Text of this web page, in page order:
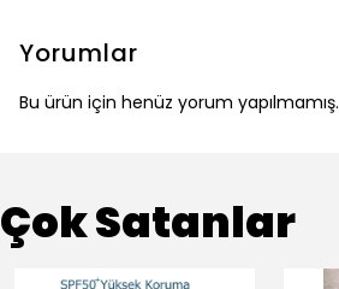
Yorumlar
Bu ürün için henüz yorum yapılmamış.
Çok Satanlar